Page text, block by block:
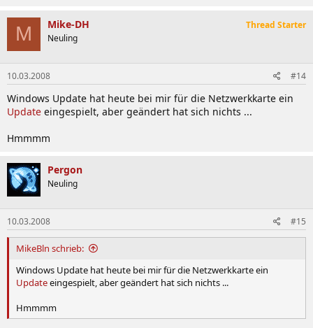
M Mike-DH
Neuling
Thread Starter
10.03.2008 #14
Windows Update hat heute bei mir für die Netzwerkkarte ein
Update eingespielt, aber geändert hat sich nichts ...
Hmmmm
Pergon
Neuling
10.03.2008 #15
MikeBln schrieb:
Windows Update hat heute bei mir für die Netzwerkkarte ein
Updateeingespielt, aber geändert hat sich nichts ...
Hmmmm